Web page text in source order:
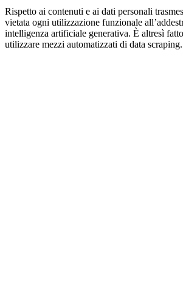
Rispetto ai contenuti e ai dati personali
vietata ogni utilizzazione funzionale
intelligenza artificiale generativa. È altresì
utilizzare mezzi automatizzati di data scraping.